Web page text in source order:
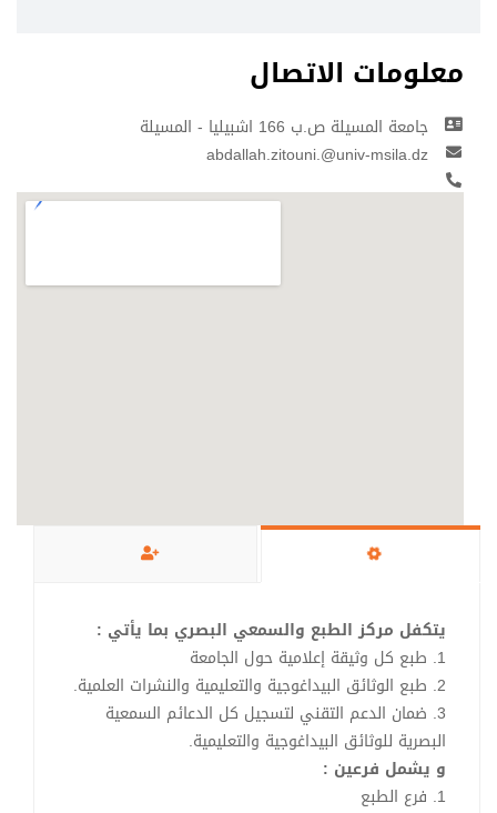
معلومات الاتصال
جامعة المسيلة ص.ب 166 اشبيليا - المسيلة
abdallah.zitouni.@univ-msila.dz
يتكفل مركز الطبع والسمعي البصري بما يأتي :
1. طبع كل وثيقة إعلامية حول الجامعة
2. طبع الوثائق البيداغوجية والتعليمية والنشرات العلمية.
3. ضمان الدعم التقني لتسجيل كل الدعائم السمعية
البصرية للوثائق البيداغوجية والتعليمية.
و يشمل فرعين :
1. فرع الطبع